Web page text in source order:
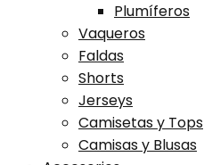
Plumíferos
Vaqueros
Faldas
Shorts
Jerseys
Camisetas y Tops
Camisas y Blusas